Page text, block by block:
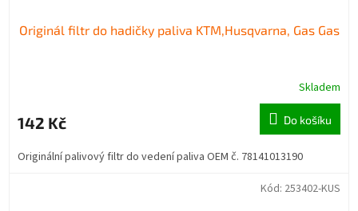
Originál filtr do hadičky paliva KTM,Husqvarna, Gas Gas
Skladem
142 Kč Do košíku
Originální palivový filtr do vedení paliva OEM č. 78141013190
Kód: 253402-KUS